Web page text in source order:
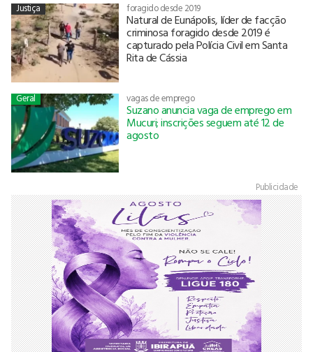
Justiça foragido desde 2019
Natural de Eunápolis, líder de facção
criminosa foragido desde 2019 é
capturado pela Polícia Civil em Santa
Rita de Cássia
Geral vagas de emprego
Suzano anuncia vaga de emprego em
Mucuri; inscrições seguem até 12 de
agosto
Publicidade